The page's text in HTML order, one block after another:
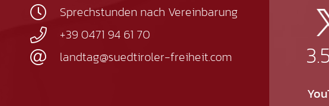
Sprechstunden nach Vereinbarung
+39 0471 94 61 70
landtag@suedtiroler-freiheit.com